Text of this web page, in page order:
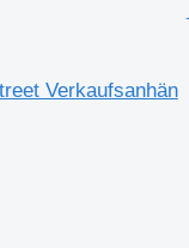
Verkaufsanhän